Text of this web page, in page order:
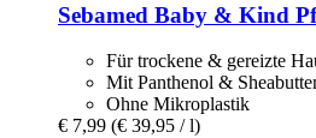
Sebamed Baby & Kind
Für trockene & gereizte
Mit Panthenol &
Ohne Mikroplastik
€ 7,99 (€ 39,95 / l)